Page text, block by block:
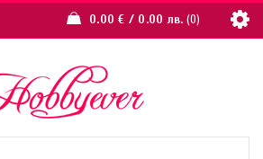
0.00€ / 0.00 лв. 0